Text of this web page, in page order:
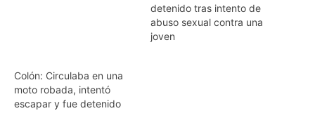
detenido tras intento de
abuso sexual contra una
joven
Colón: Circulaba en una
moto robada, intentó
escapar y fue detenido